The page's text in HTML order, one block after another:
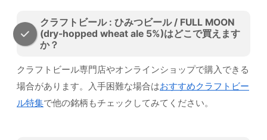
クラフトビール : ひみつビール / FULL MOON
(dry-hopped wheat ale 5%)はどこで買えます
か？
クラフトビール専門店やオンラインショップで購入できる
場合があります。入手困難な場合はおすすめクラフトビー
ル特集で他の銘柄もチェックしてみてください。